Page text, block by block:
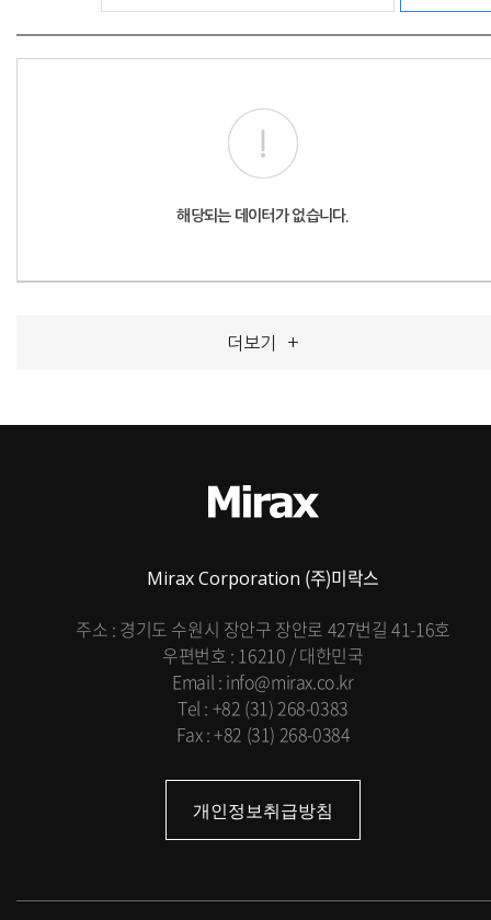
해당되는 데이터가 없습니다.
더보기 +
Mirax Corporation (주)미락스
주소 : 경기도 수원시 장안구 장안로 427번길 41-16호
우편번호 : 16210 / 대한민국
Email : info@mirax.co.kr
Tel : +82 (31) 268-0383
Fax : +82 (31) 268-0384
개인정보취급방침